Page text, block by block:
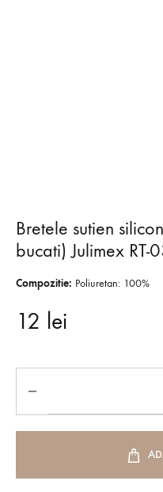
Bretele sutien
bucati) Julimex RT-
Compozitie: Poliuretan: 100%
12 lei